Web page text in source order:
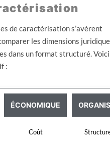
de caractérisation s’avèrent
les dimensions
dans un format structuré. Voici
:
ÉCONOMIQUE
Coût